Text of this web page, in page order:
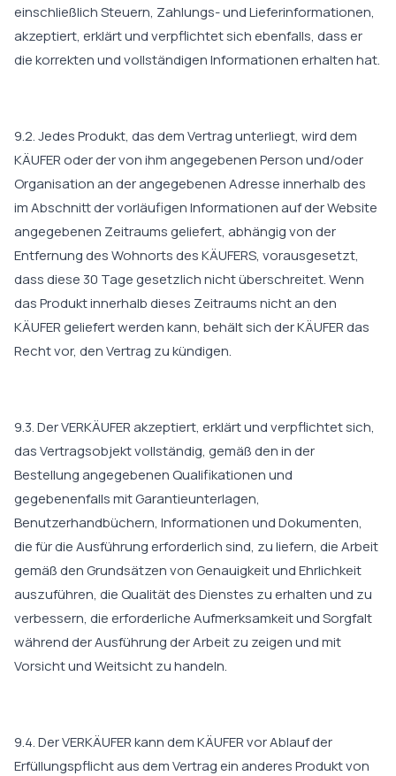
einschließlich Steuern, Zahlungs- und Lieferinformationen,
akzeptiert, erklärt und verpflichtet sich ebenfalls, dass er
die korrekten und vollständigen Informationen erhalten hat.
9.2. Jedes Produkt, das dem Vertrag unterliegt, wird dem
KÄUFER oder der von ihm angegebenen Person und/oder
Organisation an der angegebenen Adresse innerhalb des
im Abschnitt der vorläufigen Informationen auf der Website
angegebenen Zeitraums geliefert, abhängig von der
Entfernung des Wohnorts des KÄUFERS, vorausgesetzt,
dass diese 30 Tage gesetzlich nicht überschreitet. Wenn
das Produkt innerhalb dieses Zeitraums nicht an den
KÄUFER geliefert werden kann, behält sich der KÄUFER das
Recht vor, den Vertrag zu kündigen.
9.3. Der VERKÄUFER akzeptiert, erklärt und verpflichtet sich,
das Vertragsobjekt vollständig, gemäß den in der
Bestellung angegebenen Qualifikationen und
gegebenenfalls mit Garantieunterlagen,
Benutzerhandbüchern, Informationen und Dokumenten,
die für die Ausführung erforderlich sind, zu liefern, die Arbeit
gemäß den Grundsätzen von Genauigkeit und Ehrlichkeit
auszuführen, die Qualität des Dienstes zu erhalten und zu
verbessern, die erforderliche Aufmerksamkeit und Sorgfalt
während der Ausführung der Arbeit zu zeigen und mit
Vorsicht und Weitsicht zu handeln.
9.4. Der VERKÄUFER kann dem KÄUFER vor Ablauf der
Erfüllungspflicht aus dem Vertrag ein anderes Produkt von